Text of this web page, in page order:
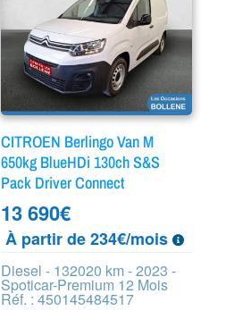
CITROEN Berlingo Van M
650kg BlueHDi 130ch S&S
Pack Driver Connect
13 690€
À partir de 234€/mois
Diesel - 132020 km - 2023 -
Spoticar-Premium 12 Mois
Réf. : 450145484517